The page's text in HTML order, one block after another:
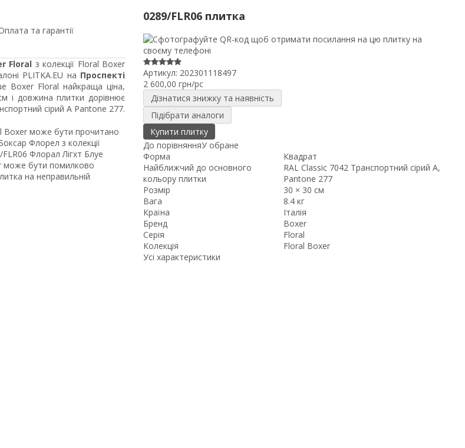
та гарантії
Floral з колекції Floral Boxer
PLITKA.EU на Проспекті
Boxer Floral найкраща ціна,
і довжина плитки дорівнює
сірий A Pantone 277.
Boxer може бути прочитано
Флорел з колекції
Флорал Лігхт Блуе
може бути помилково
на неправильній
0289/FLR06 плитка
Артикул: 202301118497
2 600,00 грн/pc
Дізнатися знижку та наявність
Підібрати аналоги
Купити плитку
До порівнянняУ обране
Форма
Квадрат
Найближчий до основного
кольору плитки
RAL Classic 7042 Транспортний сірий A,
Pantone 277
Розмір
30 × 30 см
Вага
8.4 кг
Країна
Італія
Бренд
Boxer
Серія
Floral
Колекція
Floral Boxer
Усі характеристики